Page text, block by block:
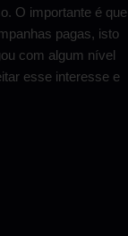
O importante é que
pagas, isto
com algum nível
esse interesse e